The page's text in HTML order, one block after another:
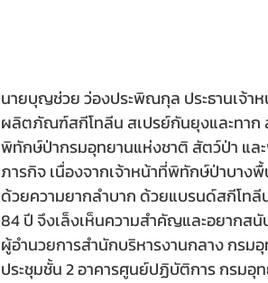
นายบุญช่วย ว่องประพิณกุล ประธานเจ้า
ผลิตภัณฑ์สกีโทลีน สเปรย์กันยุงและทาก
พิทักษ์ป่ากรมอุทยานแห่งชาติ สัตว์ป่า แล
ภารกิจ เนื่องจากเจ้าหน้าที่พิทักษ์ป่าบาง
ด้วยความยากลำบาก ด้วยแบรนด์สกีโท
84 ปี จึงเล็งเห็นความสำคัญและอยาก
ผู้อำนวยการสำนักบริหารงานกลาง กร
ประชุมชั้น 2 อาคารศูนย์ปฏิบัติการ กรม